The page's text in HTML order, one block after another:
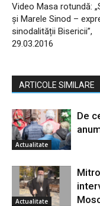
Video Masa rotundă:
și Marele Sinod –
sinodalității Bisericii”,
29.03.2016
ARTICOLE SIMILARE
Actualitate
De
Actualitate